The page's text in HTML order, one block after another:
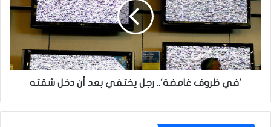
رجل
يختفي
بعد
دخل
شقته
'في ظروف غامضة'.. رجل يختفي بعد أن دخل شقته